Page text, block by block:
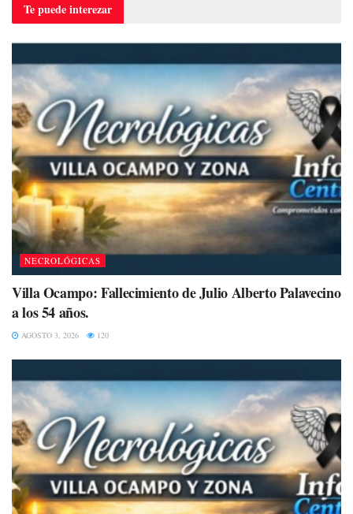
Te puedeinterezar
NECROLÓGICAS
Villa Ocampo: Fallecimiento de Julio Alberto Palavecino
a los 54 años.
AGOSTO 3, 2026 120